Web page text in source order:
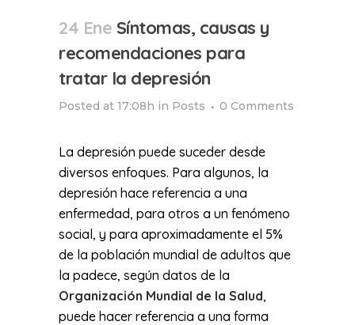
24 Ene Síntomas, causas y
recomendaciones para
tratar la depresión
Posted at 17:08h in Posts 0 Comments
La depresión puede suceder desde
diversos enfoques. Para algunos, la
depresión hace referencia a una
enfermedad, para otros a un fenómeno
social, y para aproximadamente el 5%
de la población mundial de adultos que
la padece, según datos de la
Organización Mundial de la Salud,
puede hacer referencia a una forma